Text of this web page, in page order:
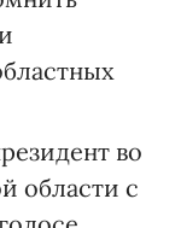
во
области с